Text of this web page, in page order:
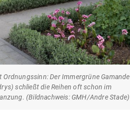
Ordnungssinn: Der Immergrüne
schließt die Reihen oft schon im
(Bildnachweis: GMH/Andre Stade)